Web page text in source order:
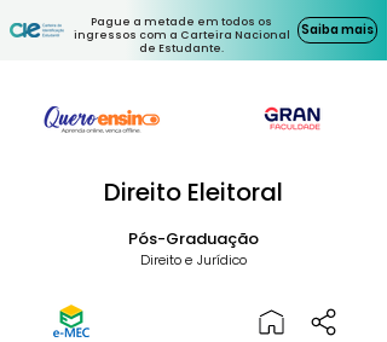
Pague a metade em todos os
ingressos com a Carteira Nacional
de Estudante.
Saiba mais
Direito Eleitoral
Pós-Graduação
Direito e Jurídico